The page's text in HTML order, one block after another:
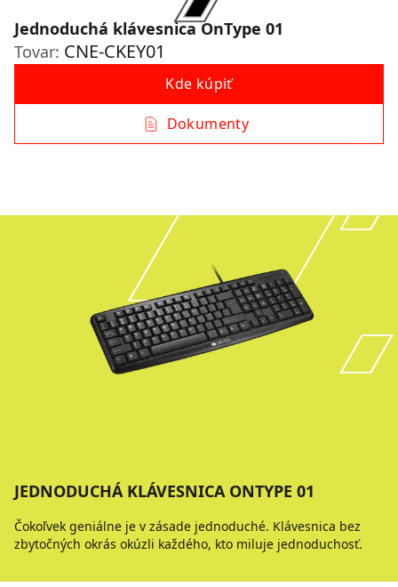
Jednoduchá klávesnica OnType 01
Tovar: CNE-CKEY01
Kde kúpiť
Dokumenty
JEDNODUCHÁ KLÁVESNICA ONTYPE 01
Čokoľvek geniálne je v zásade jednoduché. Klávesnica bez
zbytočných okrás okúzli každého, kto miluje jednoduchosť.